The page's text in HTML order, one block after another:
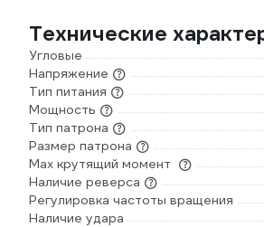
Технические
Угловые
Напряжение
Тип питания
Мощность
Тип патрона
Размер патрона
Max крутящий момент
Наличие реверса
Регулировка частоты вращения
Наличие удара